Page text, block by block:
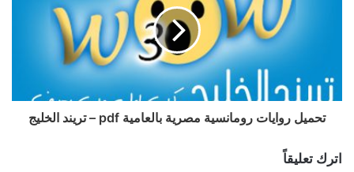
تحميل روايات رومانسية مصرية بالعامية pdf – تريند الخليج
اترك تعليقاً